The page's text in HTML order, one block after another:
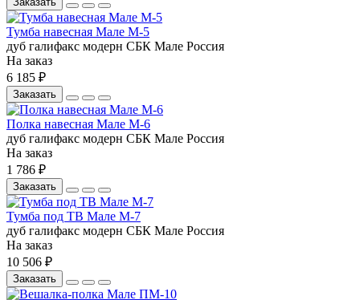
Тумба навесная Мале М-5
дуб галифакс модерн СБК Мале Россия
На заказ
6 185 ₽
Заказать
Полка навесная Мале М-6
дуб галифакс модерн СБК Мале Россия
На заказ
1 786 ₽
Заказать
Тумба под ТВ Мале М-7
дуб галифакс модерн СБК Мале Россия
На заказ
10 506 ₽
Заказать